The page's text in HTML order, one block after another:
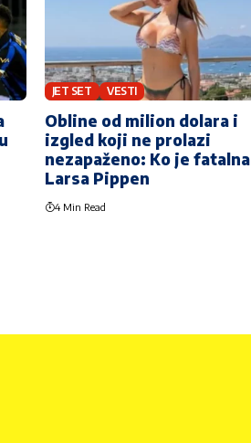
JET SET VESTI
Obline od milion dolara i
izgled koji ne prolazi
nezapaženo: Ko je fatalna
Larsa Pippen
4 Min Read